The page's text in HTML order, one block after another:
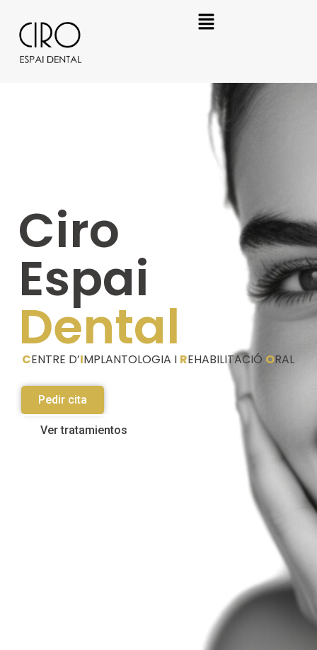
Ciro
Espai
Dental
CENTRE D’IMPLANTOLOGIA I REHABILITACIÓ ORAL
Pedir cita
Ver tratamientos